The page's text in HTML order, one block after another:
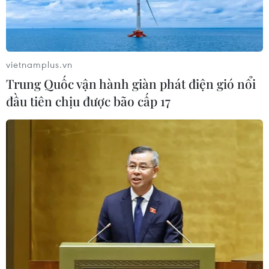
WHO ghi nhận tín hiệu tích cực từ
thử nghiệm điều trị Ebola tại Congo
04/08/2026 22:42
Italy: Hai trận động đất liên tiếp làm
rung chuyển khu vực gần tháp
Trung Quốc tăng cường trấn áp tội
04/08/2026 14:24
vietnamplus.vn
Trung Quốc vận hành giàn phát điện gió nổi
đầu tiên chịu được bão cấp 17